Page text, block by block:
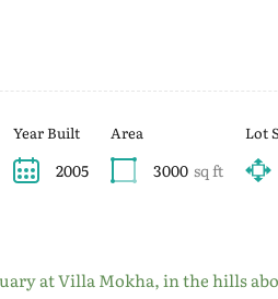
Year Built
2005
Area
3000 sq ft
Lot
at Villa Mokha, in the hills